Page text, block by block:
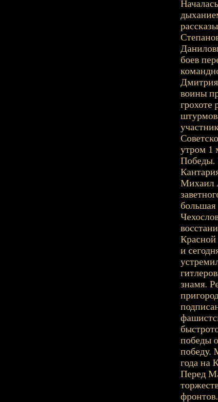
боев
воины
грохоте
утром 1
Победы.
Михаил
и
знамя.
победы
победу.
года на
Перед